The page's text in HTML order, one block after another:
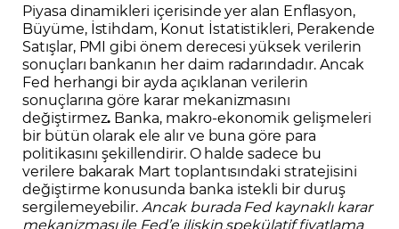
Piyasa dinamikleri içerisinde yer alan Enflasyon,
Büyüme, İstihdam, Konut İstatistikleri, Perakende
Satışlar, PMI gibi önem derecesi yüksek verilerin
sonuçları bankanın her daim radarındadır. Ancak
Fed herhangi bir ayda açıklanan verilerin
sonuçlarına göre karar mekanizmasını
değiştirmez. Banka, makro-ekonomik gelişmeleri
bir bütün olarak ele alır ve buna göre para
politikasını şekillendirir. O halde sadece bu
verilere bakarak Mart toplantısındaki stratejisini
değiştirme konusunda banka istekli bir duruş
sergilemeyebilir.Ancak burada Fed kaynaklı karar
mekanizması ile Fed’e ilişkin spekülatif fiyatlama